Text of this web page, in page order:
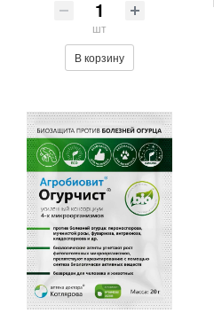
шт
В корзину